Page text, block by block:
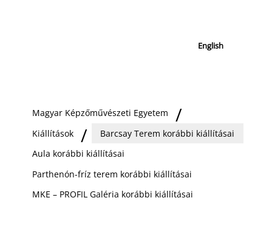
English
Magyar Képzőművészeti Egyetem
Kiállítások
Barcsay Terem korábbi kiállításai
Aula korábbi kiállításai
Parthenón-fríz terem korábbi kiállításai
MKE – PROFIL Galéria korábbi kiállításai